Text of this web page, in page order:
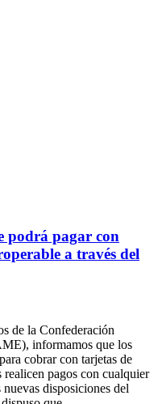
podrá pagar con
a través del
de la Confederación
informamos que los
cobrar con tarjetas de
realicen pagos con cualquier
disposiciones del